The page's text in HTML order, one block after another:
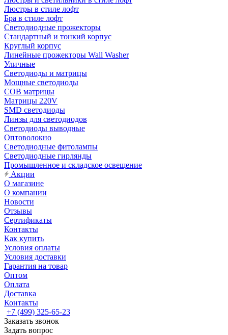
Люстры в стиле лофт
Бра в стиле лофт
Светодиодные прожекторы
Стандартный и тонкий корпус
Круглый корпус
Линейные прожекторы Wall Washer
Уличные
Светодиоды и матрицы
Мощные светодиоды
COB матрицы
Матрицы 220V
SMD светодиоды
Линзы для светодиодов
Светодиоды выводные
Оптоволокно
Светодиодные фитолампы
Светодиодные гирлянды
Промышленное и складское освещение
Акции
О магазине
О компании
Новости
Отзывы
Сертификаты
Контакты
Как купить
Условия оплаты
Условия доставки
Гарантия на товар
Оптом
Оплата
Доставка
Контакты
+7 (499) 325-65-23
Заказать звонок
Задать вопрос